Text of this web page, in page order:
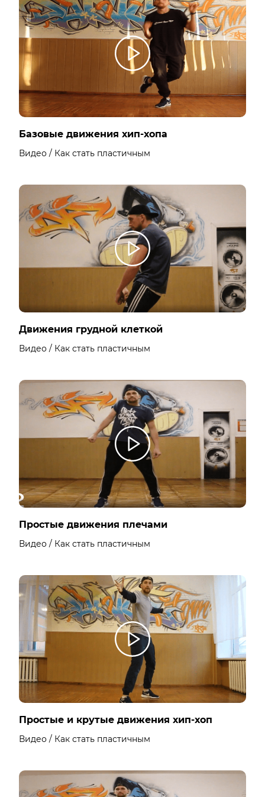
Базовые движения хип-хопа
Видео / Как стать пластичным
Движения грудной клеткой
Видео / Как стать пластичным
Простые движения плечами
Видео / Как стать пластичным
Простые и крутые движения хип-хоп
Видео / Как стать пластичным